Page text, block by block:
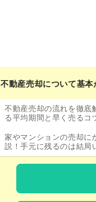
不動産売却について基本
不動産売却の流れを徹底
る平均期間と早く売るコ
家やマンションの売却に
説！手元に残るのは結局